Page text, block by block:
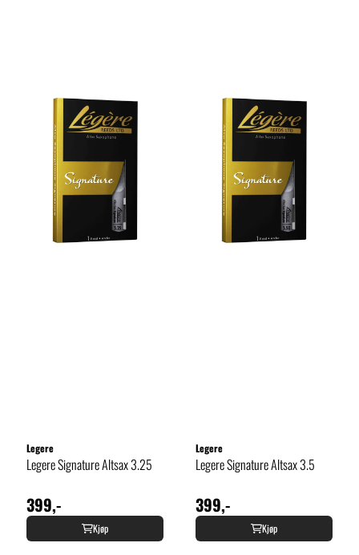
Legere
Legere Signature Altsax 3.25
399,-
Kjøp
Legere
Legere Signature Altsax 3.5
399,-
Kjøp